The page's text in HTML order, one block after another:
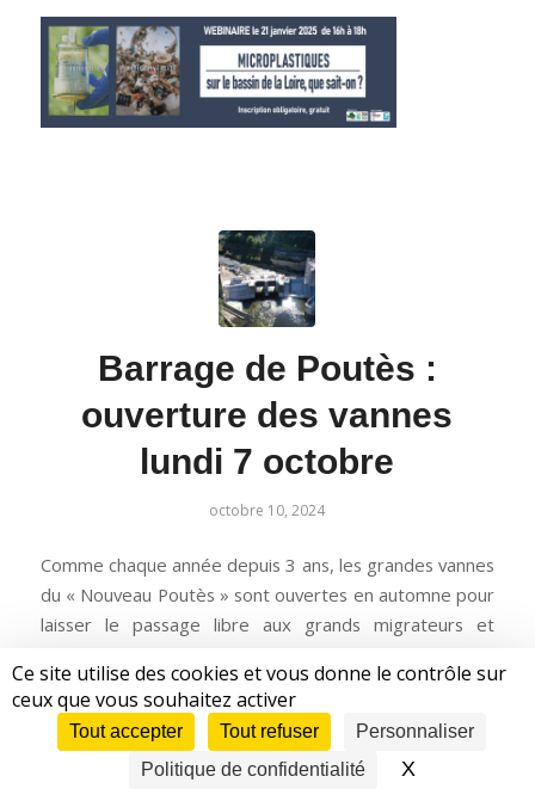
Ce site utilise des cookies et vous donne le contrôle sur
ceux que vous souhaitez activer
Tout accepter Tout refuser
Personnaliser
Politique de confidentialité
XMasquer le
Barrage de Poutès :
ouverture des vannes
lundi 7 octobre
octobre 10, 2024
Comme chaque année depuis 3 ans, les grandes vannes
du « Nouveau Poutès » sont ouvertes en automne pour
laisser le passage libre aux grands migrateurs et
de reproduction.
Cette année 67 saumons de l’Axe Loire Allier ont
franchi la passe à poissons rive droite du pont barrage